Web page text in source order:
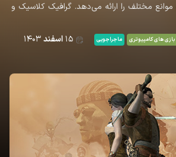
موانع مختلف را ارائه می‌دهد. گرافیک کلاسیک و
بازی های کامپیوتری ماجراجویی ۱۵اسفند۱۴۰۳